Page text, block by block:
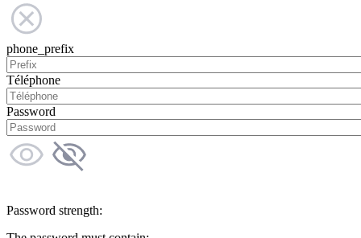
phone_prefix
Téléphone
Password
Password strength: